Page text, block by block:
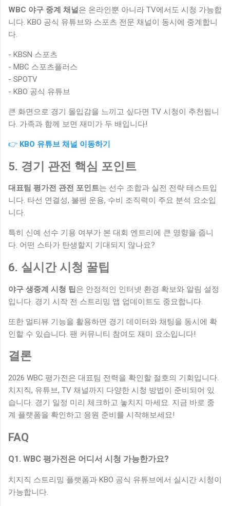
WBC 야구 중계 채널은 온라인뿐 아니라 TV에서도 시청 가능합
니다. KBO 공식 유튜브와 스포츠 전문 채널이 동시에 중계합니
다.
- KBSN 스포츠
- MBC 스포츠플러스
- SPOTV
- KBO 공식 유튜브
큰 화면으로 경기 몰입감을 느끼고 싶다면 TV 시청이 추천됩니
다. 가족과 함께 보면 재미가 두 배입니다!
👉 KBO 유튜브 채널 이동하기
5. 경기 관전 핵심 포인트
대표팀 평가전 관전 포인트는 선수 조합과 실전 전략 테스트입
니다. 타선 연결성, 불펜 운용, 수비 조직력이 주요 분석 요소입
니다.
특히 신예 선수 기용 여부가 본 대회 엔트리에 큰 영향을 줍니
다. 어떤 스타가 탄생할지 기대되지 않나요?
6. 실시간 시청 꿀팁
야구 생중계 시청 팁 은 안정적인 인터넷 환경 확보와 알림 설정
입니다. 경기 시작 전 스트리밍 앱 업데이트도 중요합니다.
또한 멀티뷰 기능을 활용하면 경기 데이터와 채팅을 동시에 확
인할 수 있습니다. 팬 커뮤니티 참여도 재미 요소입니다!
결론
2026 WBC 평가전은 대표팀 전력을 확인할 절호의 기회입니다.
치지직, 유튜브, TV 채널까지 다양한 시청 방법이 준비되어 있
습니다. 경기 일정 미리 체크하고 놓치지 마세요. 지금 바로 중
계 플랫폼을 확인하고 응원 준비를 시작해보세요!
FAQ
Q1. WBC 평가전은 어디서 시청 가능한가요?
치지직 스트리밍 플랫폼과 KBO 공식 유튜브에서 실시간 시청이
가능합니다.